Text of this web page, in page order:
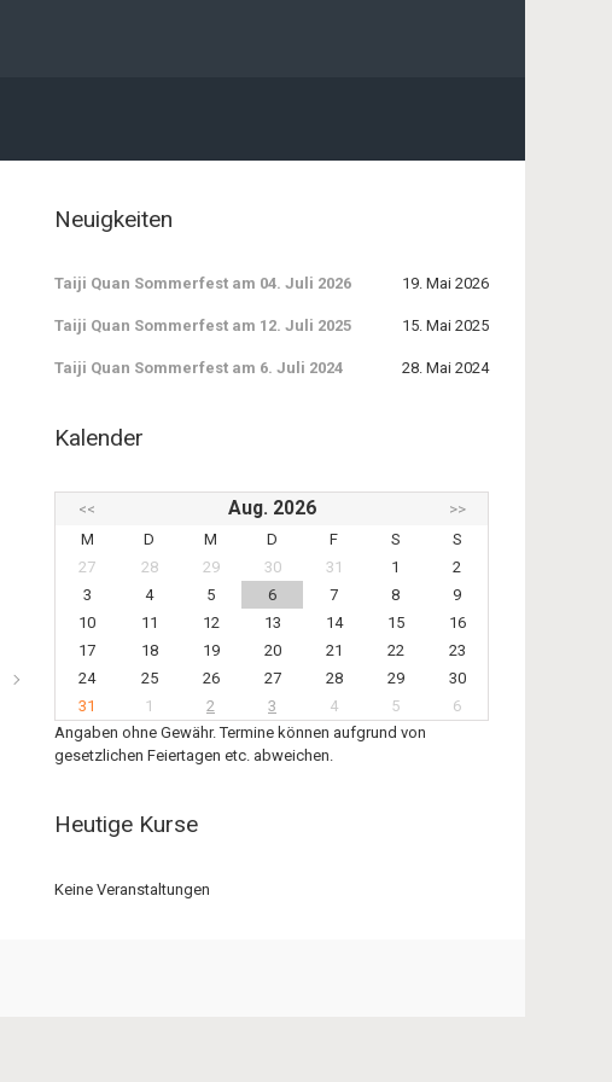
Neuigkeiten
Taiji Quan Sommerfest am 04. Juli 2026 19. Mai 2026
Taiji Quan Sommerfest am 12. Juli 2025 15. Mai 2025
Taiji Quan Sommerfest am 6. Juli 2024 28. Mai 2024
Kalender
<< Aug. 2026
>>
M
D M D F S
S
27
28 29 30 31 1
2
3
4 5 6 7 8
9
10
11 12 13 14 15
16
17
18 19 20 21 22
23
24
25 26 27 28 29
30
31
1 2 3 4 5
6
Angaben ohne Gewähr. Termine können aufgrund von
gesetzlichen Feiertagen etc. abweichen.
Heutige Kurse
Keine Veranstaltungen